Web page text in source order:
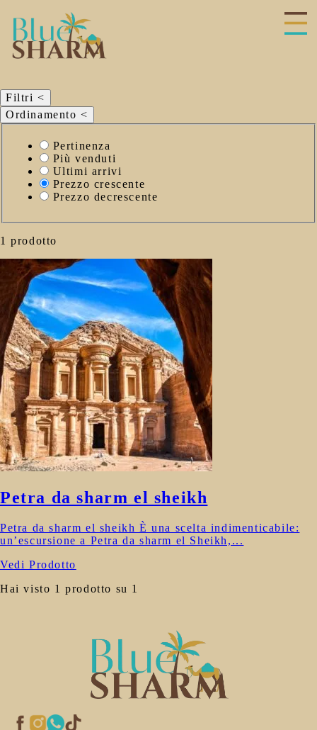
Filtri<
Ordinamento<
criterio
ordinamento
Pertinenza
Più venduti
Ultimi arrivi
Prezzo crescente
Prezzo decrescente
1 prodotto
Petra da sharm el sheikh
Petra da sharm el sheikh È una scelta indimenticabile:
un’escursione a Petra da sharm el Sheikh,...
Vedi Prodotto
Hai visto 1 prodotto su 1